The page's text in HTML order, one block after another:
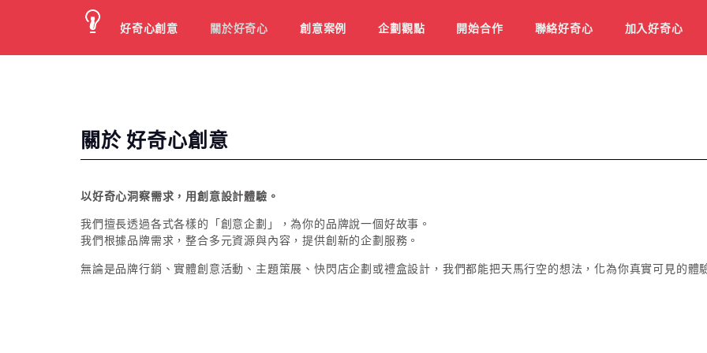
好奇心創意 關於好奇心 創意案例 企劃觀點 開始合作 聯絡好奇心 加入好奇心
關於 好奇心創意
以好奇心洞察需求，用創意設計體驗。
我們擅長透過各式各樣的「創意企劃」，為你的品牌說一個好故事。
我們根據品牌需求，整合多元資源與內容，提供創新的企劃服務。
無論是品牌行銷、實體創意活動、主題策展、快閃店企劃或禮盒設計，我們都能把天馬行空的想法，化為你真實可見的體